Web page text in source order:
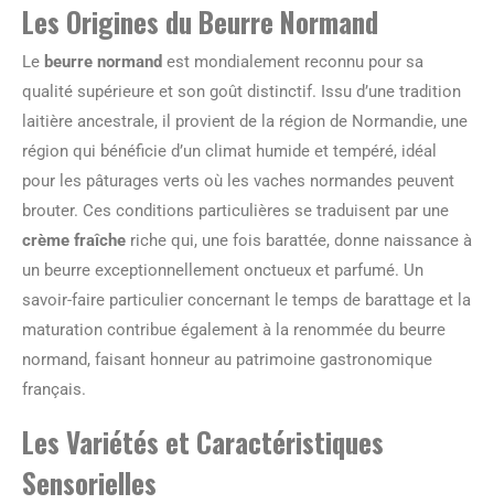
Les Origines du Beurre Normand
Le beurre normand est mondialement reconnu pour sa
qualité supérieure et son goût distinctif. Issu d’une tradition
laitière ancestrale, il provient de la région de Normandie, une
région qui bénéficie d’un climat humide et tempéré, idéal
pour les pâturages verts où les vaches normandes peuvent
brouter. Ces conditions particulières se traduisent par une
crème fraîche riche qui, une fois barattée, donne naissance à
un beurre exceptionnellement onctueux et parfumé. Un
savoir-faire particulier concernant le temps de barattage et la
maturation contribue également à la renommée du beurre
normand, faisant honneur au patrimoine gastronomique
français.
Les Variétés et Caractéristiques
Sensorielles